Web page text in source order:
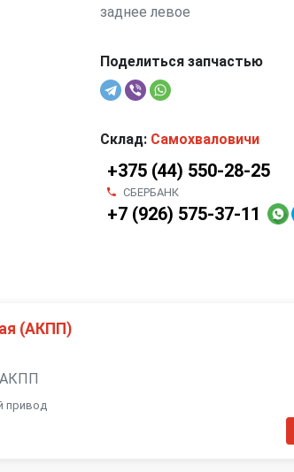
заднее левое
Поделиться запчастью
Склад: Самохваловичи
+375 (44) 550-28-25
СБЕРБАНК
+7 (926) 575-37-11
(АКПП)
АКПП
привод